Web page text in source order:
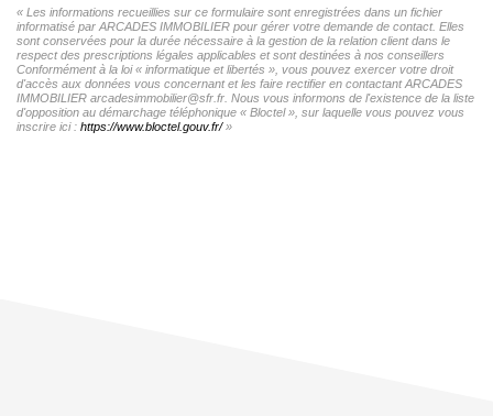
« Les informations recueillies sur ce formulaire sont enregistrées dans un fichier
informatisé par ARCADES IMMOBILIER pour gérer votre demande de contact. Elles
sont conservées pour la durée nécessaire à la gestion de la relation client dans le
respect des prescriptions légales applicables et sont destinées à nos conseillers
Conformément à la loi « informatique et libertés », vous pouvez exercer votre droit
d'accès aux données vous concernant et les faire rectifier en contactant ARCADES
IMMOBILIER arcadesimmobilier@sfr.fr. Nous vous informons de l'existence de la liste
d'opposition au démarchage téléphonique « Bloctel », sur laquelle vous pouvez vous
inscrire ici : https://www.bloctel.gouv.fr/»